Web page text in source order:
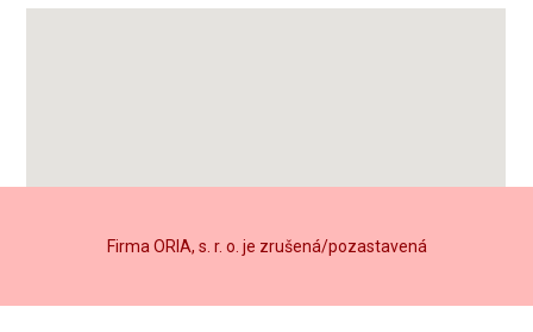
Firma ORIA, s. r. o. je zrušená/pozastavená